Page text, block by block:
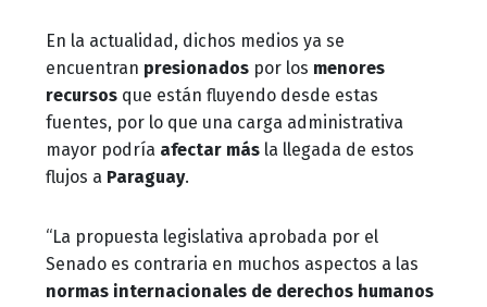
En la actualidad, dichos medios ya se
encuentran presionados por los menores
recursos que están fluyendo desde estas
fuentes, por lo que una carga administrativa
mayor podría afectar más la llegada de estos
flujos a Paraguay.
“La propuesta legislativa aprobada por el
Senado es contraria en muchos aspectos a las
normas internacionales de derechos humanos